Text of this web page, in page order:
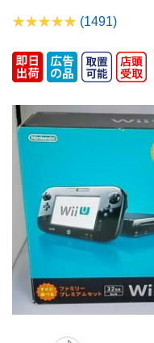
(1491)